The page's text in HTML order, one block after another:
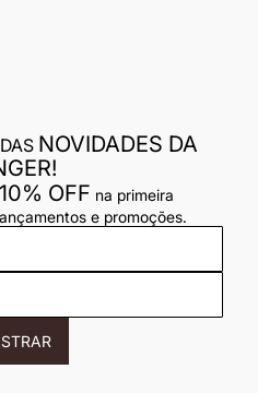
NOVIDADES DA
10% OFF na primeira
e promoções.